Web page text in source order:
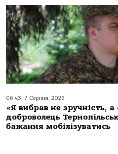
06:43, 7 Серпня, 2026
«Я вибрав не зручність,
доброволець
бажання мобілізуватись